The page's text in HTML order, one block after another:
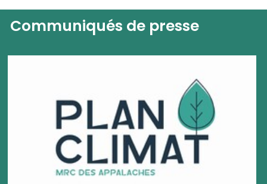
Communiqués de presse